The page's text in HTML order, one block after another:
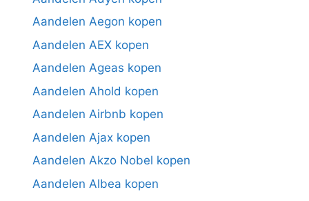
Aandelen Aegon kopen
Aandelen AEX kopen
Aandelen Ageas kopen
Aandelen Ahold kopen
Aandelen Airbnb kopen
Aandelen Ajax kopen
Aandelen Akzo Nobel kopen
Aandelen Albea kopen